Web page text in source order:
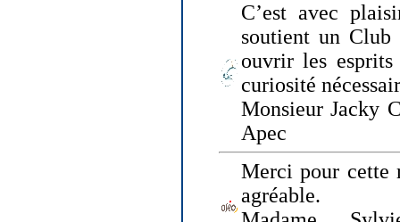
C’est avec
soutient un Club
ouvrir les
curiosité
Monsieur Jacky
Apec
Merci pour cette
agréable.